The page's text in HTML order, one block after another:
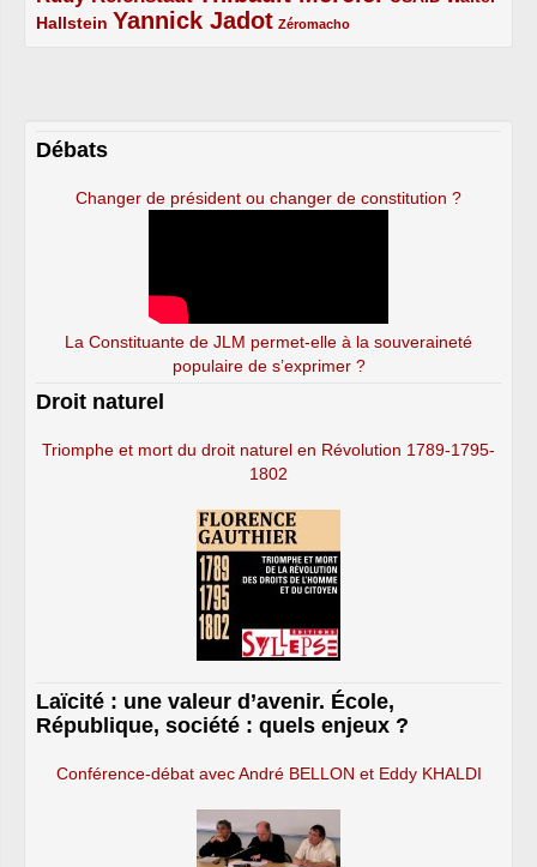
Hallstein
2/5 Yannick Jadot
4/5 Zéromacho
1/5
Débats
Changer de président ou changer de constitution ?
La Constituante de JLM permet-elle à la souveraineté
populaire de s’exprimer ?
Droit naturel
Triomphe et mort du droit naturel en Révolution 1789-1795-
1802
Laïcité : une valeur d’avenir. École,
République, société : quels enjeux ?
Conférence-débat avec André BELLON et Eddy KHALDI